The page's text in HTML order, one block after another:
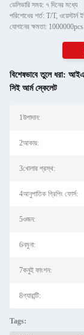
ডেলিভারি সময়: ৭ দিনের মধ্যে
পরিশোধের শর্ত: T/T, ওয়েস্টার্ন
যোগানের ক্ষমতা: 1000000pcs
বিশেষভাবে তুলে ধরা:
সিই আর্ম স্কেলেট
1উপাদান:
2আকার:
3খোলার প্রস্থ:
4আনুপাতিক গ্রিপিং ফোর্স:
5ওজন:
6নমুনা:
7কনুই ফাংশন:
8গ্যারান্টি:
Tags: